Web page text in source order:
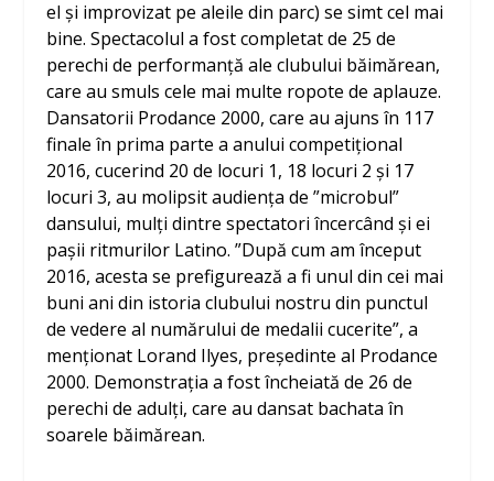
el și improvizat pe aleile din parc) se simt cel mai
bine. Spectacolul a fost completat de 25 de
perechi de performanță ale clubului băimărean,
care au smuls cele mai multe ropote de aplauze.
Dansatorii Prodance 2000, care au ajuns în 117
finale în prima parte a anului competițional
2016, cucerind 20 de locuri 1, 18 locuri 2 și 17
locuri 3, au molipsit audiența de ”microbul”
dansului, mulți dintre spectatori încercând și ei
pașii ritmurilor Latino. ”După cum am început
2016, acesta se prefigurează a fi unul din cei mai
buni ani din istoria clubului nostru din punctul
de vedere al numărului de medalii cucerite”, a
menționat Lorand Ilyes, președinte al Prodance
2000. Demonstrația a fost încheiată de 26 de
perechi de adulți, care au dansat bachata în
soarele băimărean.